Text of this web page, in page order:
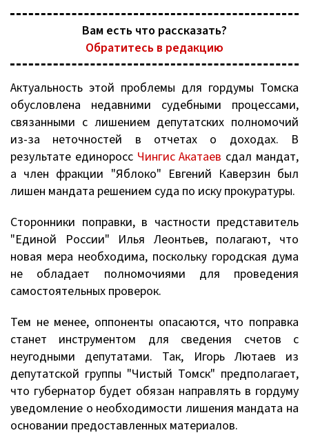
Актуальность этой проблемы для гордумы Томска
обусловлена недавними судебными процессами,
связанными с лишением депутатских полномочий
из-за неточностей в отчетах о доходах. В
результате единоросс Чингис Акатаев сдал мандат,
а член фракции "Яблоко" Евгений Каверзин был
лишен мандата решением суда по иску прокуратуры.
Сторонники поправки, в частности представитель
"Единой России" Илья Леонтьев, полагают, что
новая мера необходима, поскольку городская дума
не обладает полномочиями для проведения
самостоятельных проверок.
Тем не менее, оппоненты опасаются, что поправка
станет инструментом для сведения счетов с
неугодными депутатами. Так, Игорь Лютаев из
депутатской группы "Чистый Томск" предполагает,
что губернатор будет обязан направлять в гордуму
уведомление о необходимости лишения мандата на
основании предоставленных материалов.
Вам есть что рассказать?
Обратитесь в редакцию